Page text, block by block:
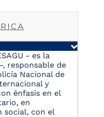
- es la
responsable de
Nacional de
y
énfasis en el
en
social, con el